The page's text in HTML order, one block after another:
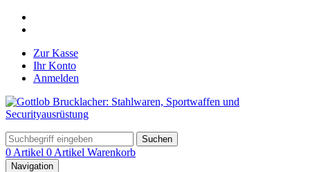
Zur Kasse
Ihr Konto
Anmelden
Suchen
0 Artikel 0 Artikel Warenkorb
Navigation